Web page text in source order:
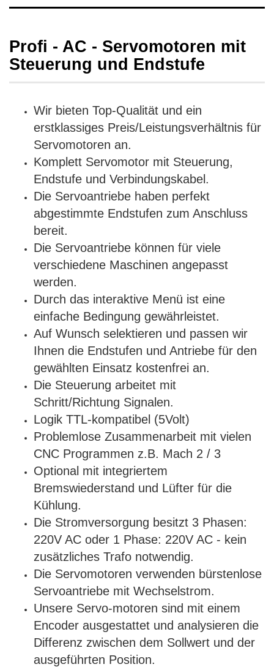
Profi - AC - Servomotoren mit
Steuerung und Endstufe
Wir bieten Top-Qualität und ein
erstklassiges Preis/Leistungsverhältnis für
Servomotoren an.
Komplett Servomotor mit Steuerung,
Endstufe und Verbindungskabel.
Die Servoantriebe haben perfekt
abgestimmte Endstufen zum Anschluss
bereit.
Die Servoantriebe können für viele
verschiedene Maschinen angepasst
werden.
Durch das interaktive Menü ist eine
einfache Bedingung gewährleistet.
Auf Wunsch selektieren und passen wir
Ihnen die Endstufen und Antriebe für den
gewählten Einsatz kostenfrei an.
Die Steuerung arbeitet mit
Schritt/Richtung Signalen.
Logik TTL-kompatibel (5Volt)
Problemlose Zusammenarbeit mit vielen
CNC Programmen z.B. Mach 2 / 3
Optional mit integriertem
Bremswiederstand und Lüfter für die
Kühlung.
Die Stromversorgung besitzt 3 Phasen:
220V AC oder 1 Phase: 220V AC - kein
zusätzliches Trafo notwendig.
Die Servomotoren verwenden bürstenlose
Servoantriebe mit Wechselstrom.
Unsere Servo-motoren sind mit einem
Encoder ausgestattet und analysieren die
Differenz zwischen dem Sollwert und der
ausgeführten Position.